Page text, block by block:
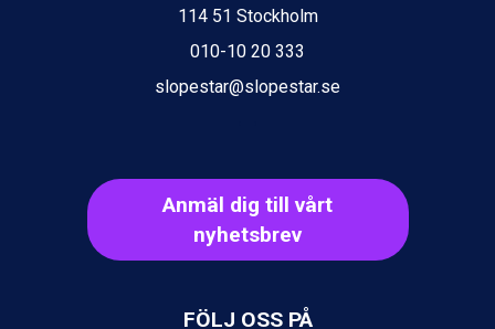
Ischgl från 11.295 kr.
St. Anton från 11.245 kr.
Zell am See från 6.295 kr.
Bad Gastein från 6.295 kr.
Sauze dOulx från 6.145 kr.
Alleghe från 8.545 kr.
Arabba från 11.045 kr.
114 51 Stockholm
010-10 20 333
slopestar@slopestar.se
Anmäl dig till vårt
nyhetsbrev
FÖLJ OSS PÅ